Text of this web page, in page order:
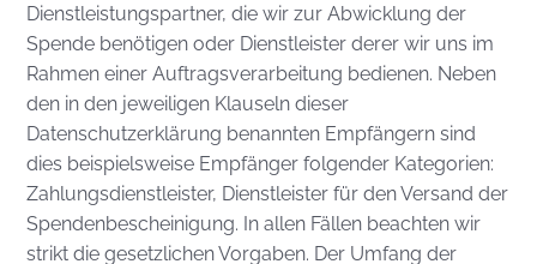
Dienstleistungspartner, die wir zur Abwicklung der
Spende benötigen oder Dienstleister derer wir uns im
Rahmen einer Auftragsverarbeitung bedienen. Neben
den in den jeweiligen Klauseln dieser
Datenschutzerklärung benannten Empfängern sind
dies beispielsweise Empfänger folgender Kategorien:
Zahlungsdienstleister, Dienstleister für den Versand der
Spendenbescheinigung. In allen Fällen beachten wir
strikt die gesetzlichen Vorgaben. Der Umfang der